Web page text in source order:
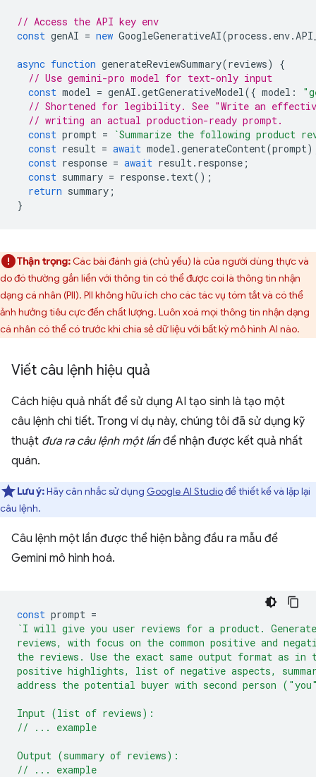
// Access the API key env
const genAI = new GoogleGenerativeAI(process . env.
async function generateReviewSummary(reviews)
{
// Use gemini-pro model for text-only input
const model = genAI .getGenerativeModel ({ model :
// Shortened for legibility. See "Write an
// writing an actual production-ready prompt.
const prompt =
`Summarize the following product
const result = await model .generateContent(prompt
const response = await result . response ;
const summary = response. text();
return summary ;
}
Thận trọng:Các bài đánh giá (chủ yếu) là của người dùng thực và
do đó thường gắn liền với thông tin có thể được coi là thông tin nhận
dạng cá nhân (PII). PII không hữu ích cho các tác vụ tóm tắt và có thể
ảnh hưởng tiêu cực đến chất lượng. Luôn xoá mọi thông tin nhận dạng
cá nhân có thể có trước khi chia sẻ dữ liệu với bất kỳ mô hình AI nào.
Viết câu lệnh hiệu quả
Cách hiệu quả nhất để sử dụng AI tạo sinh là tạo một
câu lệnh chi tiết. Trong ví dụ này, chúng tôi đã sử dụng kỹ
thuật đưa ra câu lệnh một lầnđể nhận được kết quả nhất
quán.
Lưu ý:Hãy cân nhắc sử dụng Google AI Studiođể thiết kế và lặp lại
câu lệnh.
Câu lệnh một lần được thể hiện bằng đầu ra mẫu để
Gemini mô hình hoá.
const prompt =
`I will give you user reviews for a product.
reviews, with focus on the common positive and
the reviews. Use the exact same output format as
positive highlights, list of negative aspects,
address the potential buyer with second person
Input (list of reviews):
// ... example
Output (summary of reviews):
// ... example